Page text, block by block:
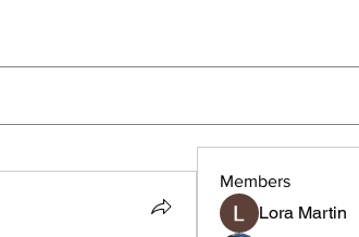
Members
Lora Martin